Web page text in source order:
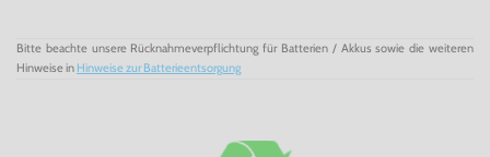
Bitte beachte unsere Rücknahmeverpflichtung für Batterien / Akkus sowie die weiteren
Hinweise in Hinweise zur Batterieentsorgung